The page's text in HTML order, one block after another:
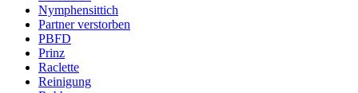
Nymphensittich
Partner verstorben
PBFD
Prinz
Raclette
Reinigung